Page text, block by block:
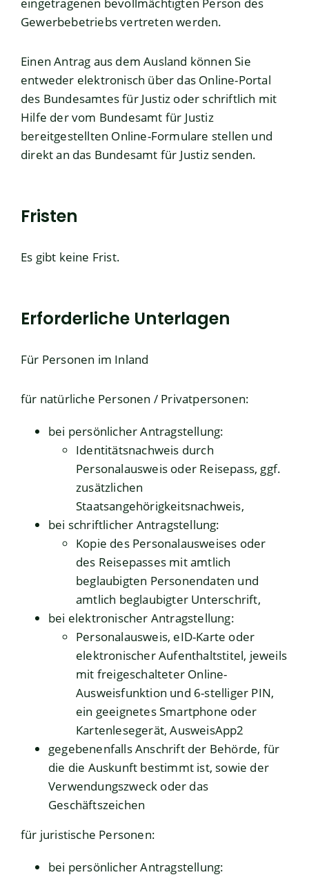
eingetragenen bevollmächtigten Person des
Gewerbebetriebs vertreten werden.
Einen Antrag aus dem Ausland können Sie
entweder elektronisch über das Online-Portal
des Bundesamtes für Justiz oder schriftlich mit
Hilfe der vom Bundesamt für Justiz
bereitgestellten Online-Formulare stellen und
direkt an das Bundesamt für Justiz senden.
Fristen
Es gibt keine Frist.
Erforderliche Unterlagen
Für Personen im Inland
für natürliche Personen / Privatpersonen:
bei persönlicher Antragstellung:
Identitätsnachweis durch
Personalausweis oder Reisepass, ggf.
zusätzlichen
Staatsangehörigkeitsnachweis,
bei schriftlicher Antragstellung:
Kopie des Personalausweises oder
des Reisepasses mit amtlich
beglaubigten Personendaten und
amtlich beglaubigter Unterschrift,
bei elektronischer Antragstellung:
Personalausweis, eID-Karte oder
elektronischer Aufenthaltstitel, jeweils
mit freigeschalteter Online-
Ausweisfunktion und 6-stelliger PIN,
ein geeignetes Smartphone oder
Kartenlesegerät, AusweisApp2
gegebenenfalls Anschrift der Behörde, für
die die Auskunft bestimmt ist, sowie der
Verwendungszweck oder das
Geschäftszeichen
für juristische Personen:
bei persönlicher Antragstellung: